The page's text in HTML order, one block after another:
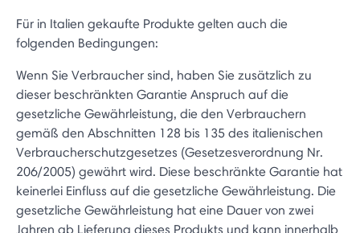
Für in Italien gekaufte Produkte gelten auch die
folgenden Bedingungen:
Wenn Sie Verbraucher sind, haben Sie zusätzlich zu
dieser beschränkten Garantie Anspruch auf die
gesetzliche Gewährleistung, die den Verbrauchern
gemäß den Abschnitten 128 bis 135 des italienischen
Verbraucherschutzgesetzes (Gesetzesverordnung Nr.
206/2005) gewährt wird. Diese beschränkte Garantie hat
keinerlei Einfluss auf die gesetzliche Gewährleistung. Die
gesetzliche Gewährleistung hat eine Dauer von zwei
Jahren ab Lieferung dieses Produkts und kann innerhalb